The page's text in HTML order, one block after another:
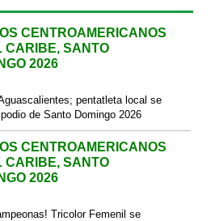
CENTROAMERICANOS
CARIBE, SANTO
2026
pentatleta local se
de Santo Domingo 2026
CENTROAMERICANOS
CARIBE, SANTO
2026
Tricolor Femenil se